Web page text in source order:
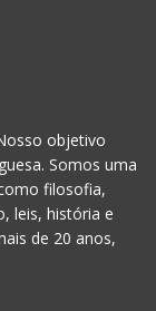
objetivo
Somos uma
filosofia,
leis, história e
de 20 anos,